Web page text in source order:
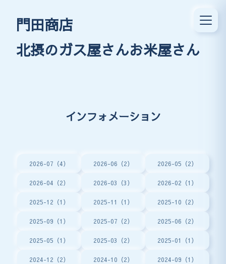
門田商店
北摂のガス屋さんお米屋さん
インフォメーション
2026-07（4） 2026-06（2） 2026-05（2）
2026-04（2） 2026-03（3） 2026-02（1）
2025-12（1） 2025-11（1） 2025-10（2）
2025-09（1） 2025-07（2） 2025-06（2）
2025-05（1） 2025-03（2） 2025-01（1）
2024-12（2） 2024-10（2） 2024-09（1）